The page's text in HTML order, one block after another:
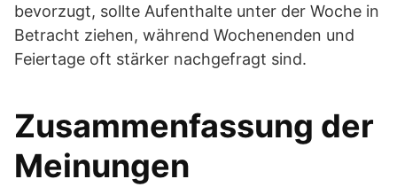
bevorzugt, sollte Aufenthalte unter der Woche in
Betracht ziehen, während Wochenenden und
Feiertage oft stärker nachgefragt sind.
Zusammenfassung der
Meinungen